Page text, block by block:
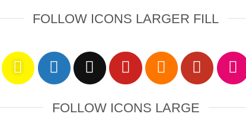
FOLLOW ICONS LARGER FILL
FOLLOW ICONS LARGE